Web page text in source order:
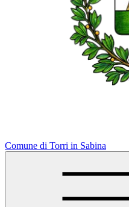
Comune di Torri in Sabina